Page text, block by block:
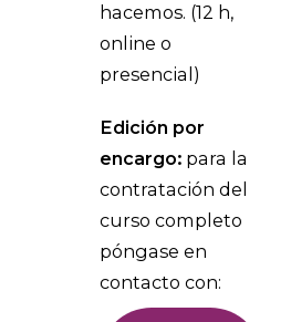
hacemos. (12 h,
online o
presencial)
Edición por
encargo: para la
contratación del
curso completo
póngase en
contacto con: